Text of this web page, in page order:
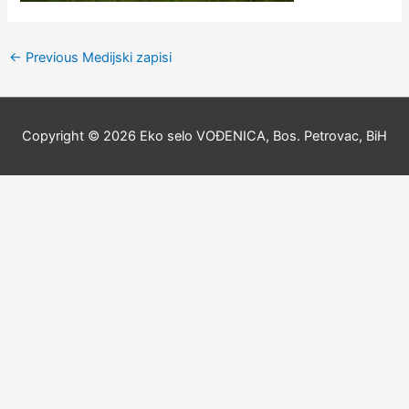
← Previous Medijski zapisi
Copyright © 2026 Eko selo VOĐENICA, Bos. Petrovac, BiH